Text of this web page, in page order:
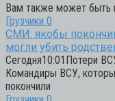
Вам также может быть
Грузчики 0
СМИ: якобы
могли убить
Сегодня10:01Потери
Командиры ВСУ,
покончили